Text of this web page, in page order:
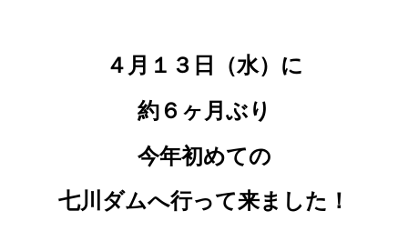
４月１３日（水）に
約６ヶ月ぶり
今年初めての
七川ダムへ行って来ました！